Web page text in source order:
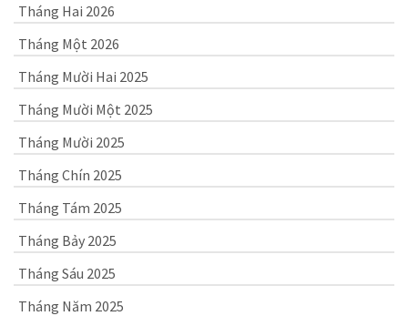
Tháng Hai 2026
Tháng Một 2026
Tháng Mười Hai 2025
Tháng Mười Một 2025
Tháng Mười 2025
Tháng Chín 2025
Tháng Tám 2025
Tháng Bảy 2025
Tháng Sáu 2025
Tháng Năm 2025